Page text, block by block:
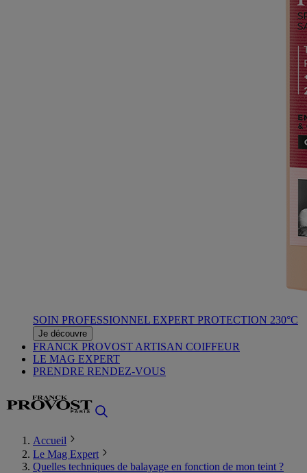
SOIN PROFESSIONNEL EXPERT PROTECTION 230°C
Je découvre
FRANCK PROVOST ARTISAN COIFFEUR
LE MAG EXPERT
PRENDRE RENDEZ-VOUS
Accueil
Le Mag Expert
Quelles techniques de balayage en fonction de mon teint ?